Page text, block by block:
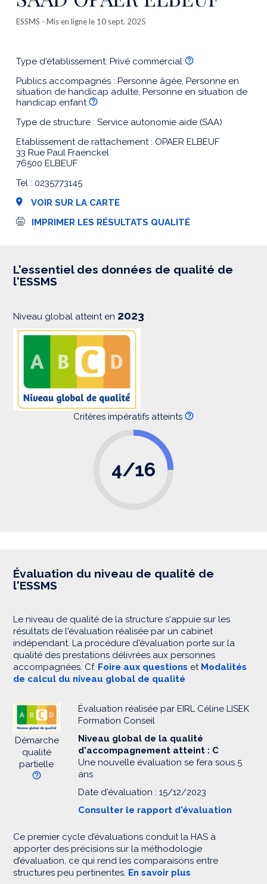
ESSMS - Mis en ligne le 10 sept. 2025
Type d'établissement: Privé commercial
Publics accompagnés : Personne âgée, Personne en
situation de handicap adulte, Personne en situation de
handicap enfant
Type de structure : Service autonomie aide (SAA)
Etablissement de rattachement : OPAER ELBEUF
33 Rue Paul Fraenckel
76500 ELBEUF
Tel : 0235773145
VOIR SUR LA CARTE
I
s
i
IMPRIMER LES RÉSULTATS QUALITÉ
L'essentiel des données de qualité de
l'ESSMS
Niveau global atteint en 2023
Critères impératifs atteints
4/16
Évaluation du niveau de qualité de
l'ESSMS
Le niveau de qualité de la structure s'appuie sur les
résultats de l'évaluation réalisée par un cabinet
indépendant. La procédure d'évaluation porte sur la
qualité des prestations délivrées aux personnes
accompagnées. Cf. Foire aux questions et Modalités
de calcul du niveau global de qualité
Démarche
qualité
partielle
Évaluation réalisée par EIRL Céline LISEK
Formation Conseil
Niveau global de la qualité
d'accompagnement atteint : C
Une nouvelle évaluation se fera sous 5
ans
Date d'évaluation : 15/12/2023
Consulter le rapport d'évaluation
Ce premier cycle d’évaluations conduit la HAS à
apporter des précisions sur la méthodologie
d’évaluation, ce qui rend les comparaisons entre
structures peu pertinentes. En savoir plus